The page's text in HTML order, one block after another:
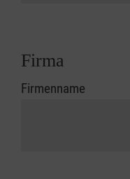
Firma
Firmenname